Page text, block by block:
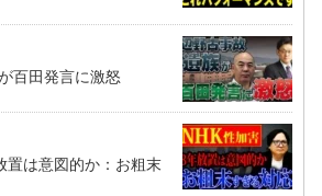
百田発言に激怒
置は意図的か：お粗末